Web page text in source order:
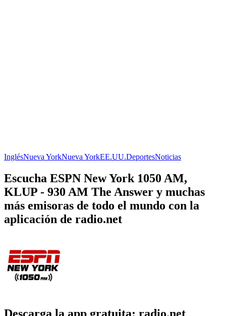
InglésNueva YorkNueva YorkEE.UU.DeportesNoticias
Escucha ESPN New York 1050 AM,
KLUP - 930 AM The Answer y muchas
más emisoras de todo el mundo con la
aplicación de radio.net